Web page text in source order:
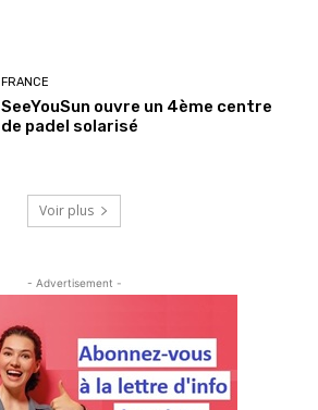
FRANCE
SeeYouSun ouvre un 4ème centre
de padel solarisé
Voir plus
- Advertisement -